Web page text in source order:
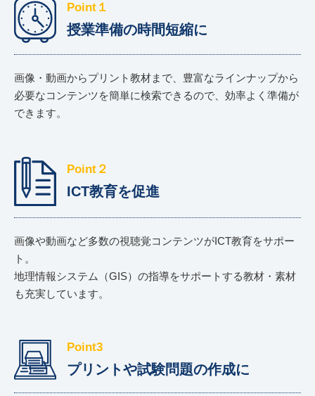
Point１
授業準備の時間短縮に
画像・動画からプリント教材まで、豊富なラインナップから
必要なコンテンツを簡単に検索できるので、効率よく準備が
できます。
Point２
ICT教育を促進
画像や動画など多数の視聴覚コンテンツがICT教育をサポー
ト。
地理情報システム（GIS）の指導をサポートする教材・素材
も充実しています。
Point3
プリントや試験問題の作成に